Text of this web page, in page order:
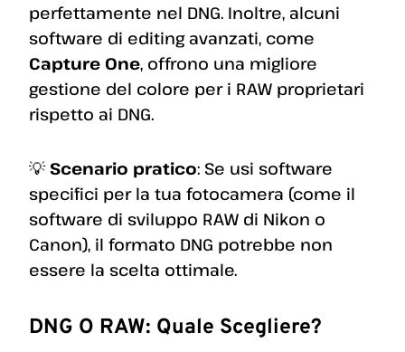
perfettamente nel DNG. Inoltre, alcuni
software di editing avanzati, come
Capture One, offrono una migliore
gestione del colore per i RAW proprietari
rispetto ai DNG.
💡 Scenario pratico: Se usi software
specifici per la tua fotocamera (come il
software di sviluppo RAW di Nikon o
Canon), il formato DNG potrebbe non
essere la scelta ottimale.
DNG O RAW: Quale Scegliere?